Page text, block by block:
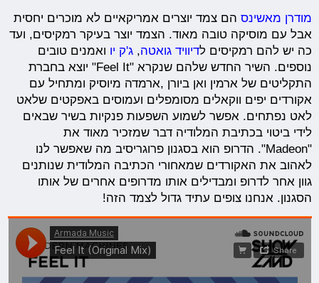
מודרן מאשינס הם צמד יוצרים אמריקאיים לא מוכרים יחסית
אבל עם מוסיקה טובה מאוד. הצמד יוצר בעיקר רמקיסים, ועד
כה יש להם רמקיסים לדיוויד גואטה,ג'ק יו ואמנים טובים
נוספים. השיר החדש שלהם שנקרא "Feel It" יוצא בחברת
התקליטים של ארמין ואן ביורן ,ארמדה מיוסיק ומתחיל עם
אקורדים יפים ווקאלים מסומפלים ועמוסים באפקטים שלאט
לאט נפתחים. אפשר לשמוע השפעות פנקיות בשיר שבאים
לידי ביטוי בכתיבת המלודיה דבר שמזכיר מאוד את
"Madeon". הדרופ הוא בסגנון פרוגריסיב מה שאפשר לנו
לאהוב את האקורדים שמאחורי הכתיבה המלודית שנותנים
גוון אחר לדרופ ומבדילים אותו מדרופים אחרים של אותו
הסגנון. אנחנו צופים עתיד גדול לצמד הזה!